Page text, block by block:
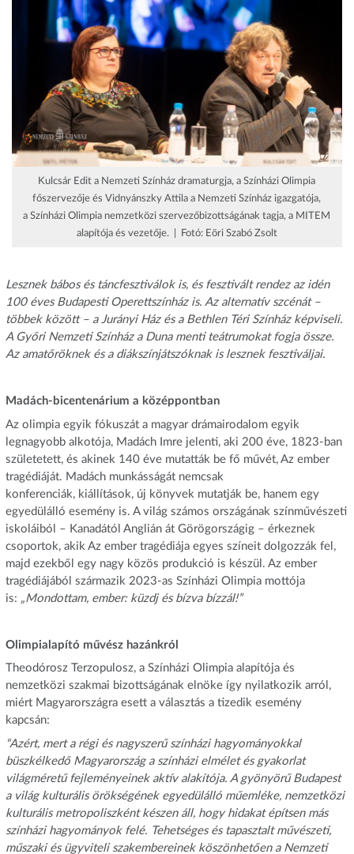
Kulcsár Edit a Nemzeti Színház dramaturgja, a Színházi Olimpia
főszervezője és Vidnyánszky Attila a Nemzeti Színház igazgatója,
a Színházi Olimpia nemzetközi szervezőbizottságának tagja, a MITEM
alapítója és vezetője. | Fotó: Eöri Szabó Zsolt
Lesznek bábos és táncfesztiválok is, és fesztivált rendez az idén
100 éves Budapesti Operettszínház is. Az alternatív szcénát –
többek között – a Jurányi Ház és a Bethlen Téri Színház képviseli.
A Győri Nemzeti Színház a Duna menti teátrumokat fogja össze.
Az amatőröknek és a diákszínjátszóknak is lesznek fesztiváljai.
Madách-bicentenárium a középpontban
Az olimpia egyik fókuszát a magyar drámairodalom egyik
legnagyobb alkotója, Madách Imre jelenti, aki 200 éve, 1823-ban
születetett, és akinek 140 éve mutatták be fő művét, Az ember
tragédiáját. Madách munkásságát nemcsak
konferenciák, kiállítások, új könyvek mutatják be, hanem egy
egyedülálló esemény is. A világ számos országának színművészeti
iskoláiból – Kanadától Anglián át Görögországig – érkeznek
csoportok, akik Az ember tragédiája egyes színeit dolgozzák fel,
majd ezekből egy nagy közös produkció is készül. Az ember
tragédiájából származik 2023-as Színházi Olimpia mottója
is: „Mondottam, ember: küzdj és bízva bízzál!”
Olimpialapító művész hazánkról
Theodórosz Terzopulosz, a Színházi Olimpia alapítója és
nemzetközi szakmai bizottságának elnöke így nyilatkozik arról,
miért Magyarországra esett a választás a tizedik esemény
kapcsán:
“Azért, mert a régi és nagyszerű színházi hagyományokkal
büszkélkedő Magyarország a színházi elmélet és gyakorlat
világméretű fejleményeinek aktív alakítója. A gyönyörű Budapest
a világ kulturális örökségének egyedülálló műemléke, nemzetközi
kulturális metropoliszként készen áll, hogy hidakat építsen más
színházi hagyományok felé. Tehetséges és tapasztalt művészeti,
műszaki és ügyviteli szakembereinek köszönhetően a Nemzeti